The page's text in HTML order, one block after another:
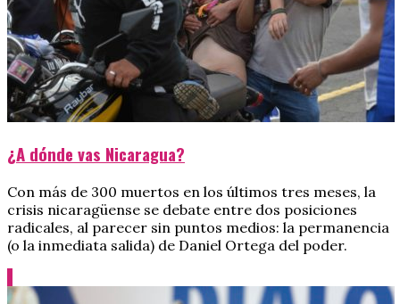
¿A dónde vas Nicaragua?
Con más de 300 muertos en los últimos tres meses, la
crisis nicaragüense se debate entre dos posiciones
radicales, al parecer sin puntos medios: la permanencia
(o la inmediata salida) de Daniel Ortega del poder.